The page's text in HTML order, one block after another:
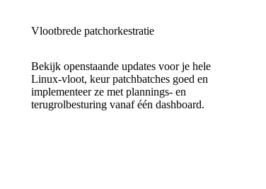
Vlootbrede patchorkestratie
Bekijk openstaande updates voor je hele
Linux-vloot, keur patchbatches goed en
implementeer ze met plannings- en
terugrolbesturing vanaf één dashboard.